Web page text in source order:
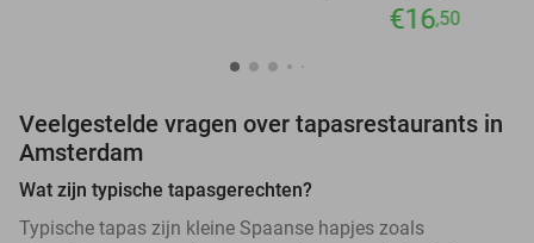
€16,50
Veelgestelde vragen over tapasrestaurants in
Amsterdam
Wat zijn typische tapasgerechten?
Typische tapas zijn kleine Spaanse hapjes zoals